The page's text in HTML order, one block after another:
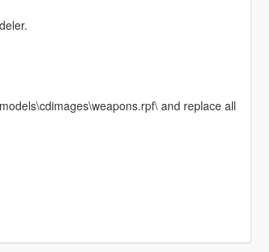
and replace all